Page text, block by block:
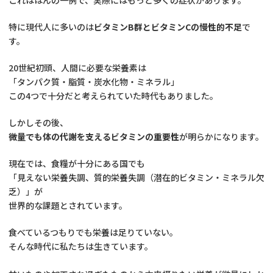
特に現代人に多いのはビタミンB群とビタミンCの慢性的不足で
す。
20世紀初頭、人間に必要な栄養素は
「タンパク質・脂質・炭水化物・ミネラル」
この4つで十分だと考えられていた時代もありました。
しかしその後、
微量でも体の代謝を支えるビタミンの重要性が明らかになります。
現在では、食糧が十分にある国でも
「見えない栄養失調、質的栄養失調（潜在的ビタミン・ミネラル欠
乏）」が
世界的な課題とされています。
食べているつもりでも栄養は足りていない。
そんな時代に私たちは生きています。